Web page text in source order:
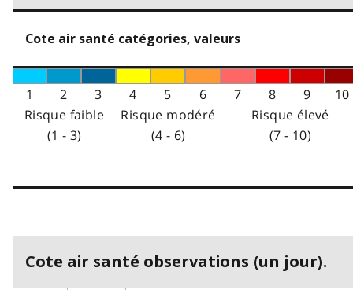
Cote air santé catégories, valeurs
1 2 3 4 5 6 7 8 9
10
Risque faible
(1 - 3)
Risque modéré
(4 - 6)
Risque élevé
(7 - 10)
Cote air santé observations (un jour).